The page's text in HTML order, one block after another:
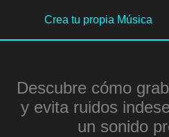
contenido
Crea tu propia Música
Descubre cómo
y evita ruidos
un sonido